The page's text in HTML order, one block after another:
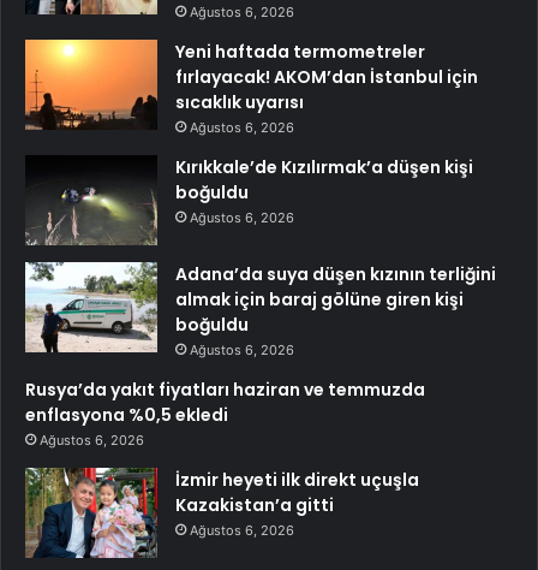
Ağustos 6, 2026
Yeni haftada termometreler
fırlayacak! AKOM’dan İstanbul için
sıcaklık uyarısı
Ağustos 6, 2026
Kırıkkale’de Kızılırmak’a düşen kişi
boğuldu
Ağustos 6, 2026
Adana’da suya düşen kızının terliğini
almak için baraj gölüne giren kişi
boğuldu
Ağustos 6, 2026
Rusya’da yakıt fiyatları haziran ve temmuzda
enflasyona %0,5 ekledi
Ağustos 6, 2026
İzmir heyeti ilk direkt uçuşla
Kazakistan’a gitti
Ağustos 6, 2026